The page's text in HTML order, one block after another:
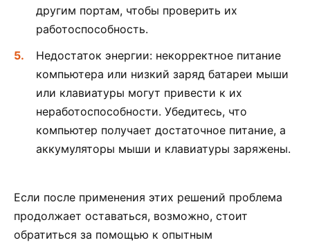
другим портам, чтобы проверить их
работоспособность.
Недостаток энергии: некорректное питание
компьютера или низкий заряд батареи мыши
или клавиатуры могут привести к их
неработоспособности. Убедитесь, что
компьютер получает достаточное питание, а
аккумуляторы мыши и клавиатуры заряжены.
Если после применения этих решений проблема
продолжает оставаться, возможно, стоит
обратиться за помощью к опытным